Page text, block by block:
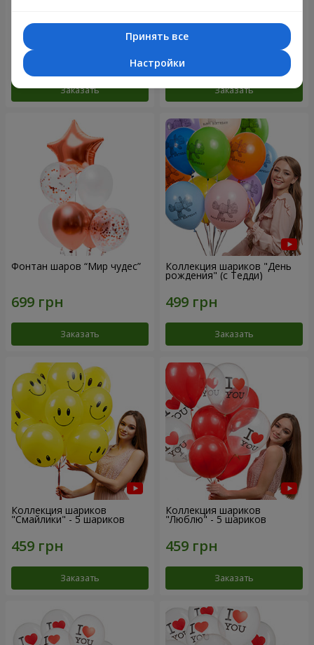
Микс гелиевых шариков
"Поздравление!"
Заказать
Коллекция шариков
"Веселый День Рождения" -
3 шарика
Заказать
Фонтан шаров “Мир чудес”
Заказать
Коллекция шариков "День
рождения" (с Тедди)
Заказать
Коллекция шариков
"Смайлики" - 5 шариков
Заказать
Коллекция шариков
"Люблю" - 5 шариков
Заказать
Принять все
Настройки